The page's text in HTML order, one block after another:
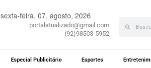
sexta-feira, 07, agosto, 2026
portalatualizado@gmail.com
(92)98503-5952
Especial Publicitário Esportes